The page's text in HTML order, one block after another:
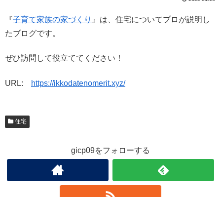
『子育て家族の家づくり 』は、住宅についてプロが説明し
たブログです。
ぜひ訪問して役立ててください！
URL: https://ikkodatenomerit.xyz/
住宅
gicp09をフォローする